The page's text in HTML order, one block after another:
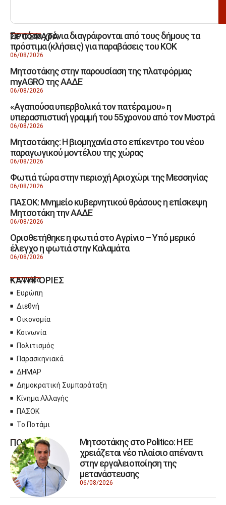
ΠΡΟΣΦΑΤΑ
Σε πόσα χρόνια διαγράφονται από τους δήμους τα
πρόστιμα (κλήσεις) για παραβάσεις του ΚΟΚ
06/08/2026
Μητσοτάκης στην παρουσίαση της πλατφόρμας
myAGRO της ΑΑΔΕ
06/08/2026
«Αγαπούσα υπερβολικά τον πατέρα μου» η
υπερασπιστική γραμμή του 55χρονου από τον Μυστρά
06/08/2026
Μητσοτάκης: Η βιομηχανία στο επίκεντρο του νέου
παραγωγικού μοντέλου της χώρας
06/08/2026
Φωτιά τώρα στην περιοχή Αριοχώρι της Μεσσηνίας
06/08/2026
ΠΑΣΟΚ: Μνημείο κυβερνητικού θράσους η επίσκεψη
Μητσοτάκη την ΑΑΔΕ
06/08/2026
Οριοθετήθηκε η φωτιά στο Αγρίνιο – Υπό μερικό
έλεγχο η φωτιά στην Καλαμάτα
06/08/2026
ΚΑΤΗΓΟΡΙΕΣ
Ελλάδα
Ευρώπη
Διεθνή
Οικονομία
Κοινωνία
Πολιτισμός
Παρασκηνιακά
ΔΗΜΑΡ
Δημοκρατική Συμπαράταξη
Κίνημα Αλλαγής
ΠΑΣΟΚ
Το Ποτάμι
ΠΟΛΙΤΙΚΗ
Μητσοτάκης στο Politico: Η ΕΕ
χρειάζεται νέο πλαίσιο απέναντι
στην εργαλειοποίηση της
μετανάστευσης
06/08/2026